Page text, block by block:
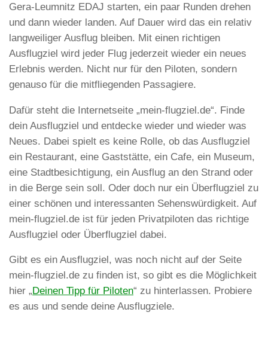
Gera-Leumnitz EDAJ starten, ein paar Runden drehen
und dann wieder landen. Auf Dauer wird das ein relativ
langweiliger Ausflug bleiben. Mit einen richtigen
Ausflugziel wird jeder Flug jederzeit wieder ein neues
Erlebnis werden. Nicht nur für den Piloten, sondern
genauso für die mitfliegenden Passagiere.
Dafür steht die Internetseite „mein-flugziel.de“. Finde
dein Ausflugziel und entdecke wieder und wieder was
Neues. Dabei spielt es keine Rolle, ob das Ausflugziel
ein Restaurant, eine Gaststätte, ein Cafe, ein Museum,
eine Stadtbesichtigung, ein Ausflug an den Strand oder
in die Berge sein soll. Oder doch nur ein Überflugziel zu
einer schönen und interessanten Sehenswürdigkeit. Auf
mein-flugziel.de ist für jeden Privatpiloten das richtige
Ausflugziel oder Überflugziel dabei.
Gibt es ein Ausflugziel, was noch nicht auf der Seite
mein-flugziel.de zu finden ist, so gibt es die Möglichkeit
hier „ Deinen Tipp für Piloten“ zu hinterlassen. Probiere
es aus und sende deine Ausflugziele.